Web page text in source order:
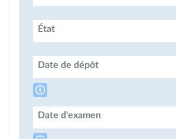
État
Date de dépôt
Date d'examen